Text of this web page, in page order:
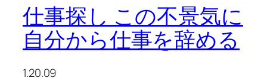
仕事探し この不景気に
自分から仕事を辞める
1.20.09